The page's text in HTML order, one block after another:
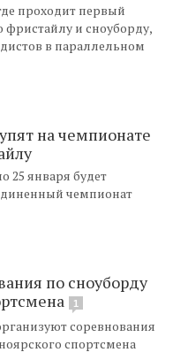
проходит первый
и сноуборду,
в параллельном
на чемпионате
25 января будет
чемпионат
по сноуборду
1
соревнования
спортсмена